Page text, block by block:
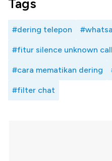
Tags
#dering telepon
#fitur silence unknown
#cara mematikan dering
#filter chat